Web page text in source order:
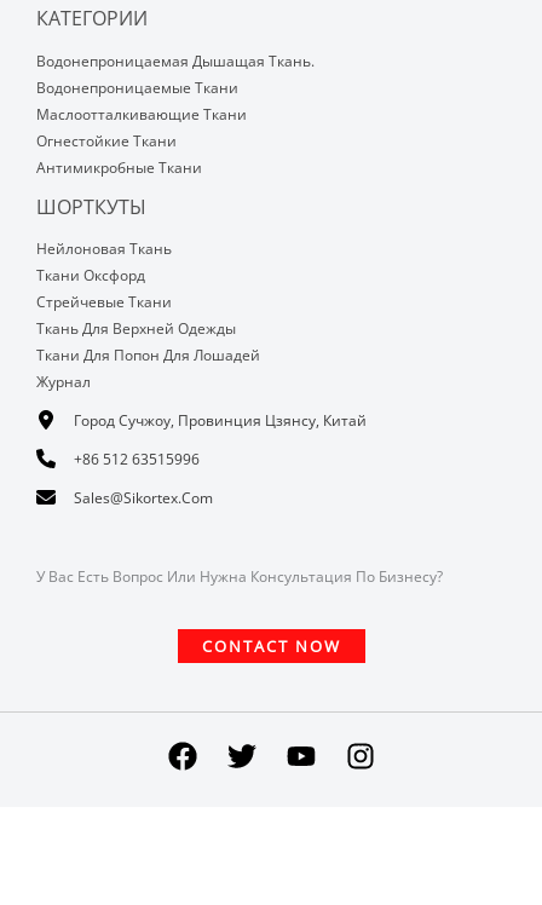
КАТЕГОРИИ
Водонепроницаемая Дышащая Ткань.
Водонепроницаемые Ткани
Маслоотталкивающие Ткани
Огнестойкие Ткани
Антимикробные Ткани
ШОРТКУТЫ
Нейлоновая Ткань
Ткани Оксфорд
Стрейчевые Ткани
Ткань Для Верхней Одежды
Ткани Для Попон Для Лошадей
Журнал
Город Сучжоу, Провинция Цзянсу, Китай
+86 512 63515996
Sales@sikortex.com
У Вас Есть Вопрос Или Нужна Консультация По Бизнесу?
CONTACT NOW